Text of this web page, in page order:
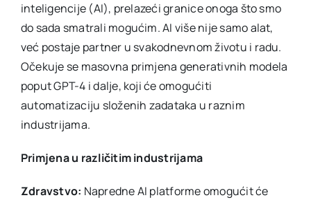
inteligencije (AI), prelazeći granice onoga što smo
do sada smatrali mogućim. AI više nije samo alat,
već postaje partner u svakodnevnom životu i radu.
Očekuje se masovna primjena generativnih modela
poput GPT-4 i dalje, koji će omogućiti
automatizaciju složenih zadataka u raznim
industrijama.
Primjena u različitim industrijama
Zdravstvo: Napredne AI platforme omogućit će